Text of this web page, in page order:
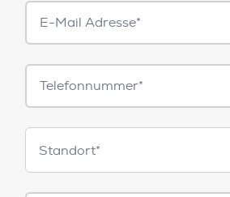
E-
Mail*
Telefonnummer
Standorte
Standort*